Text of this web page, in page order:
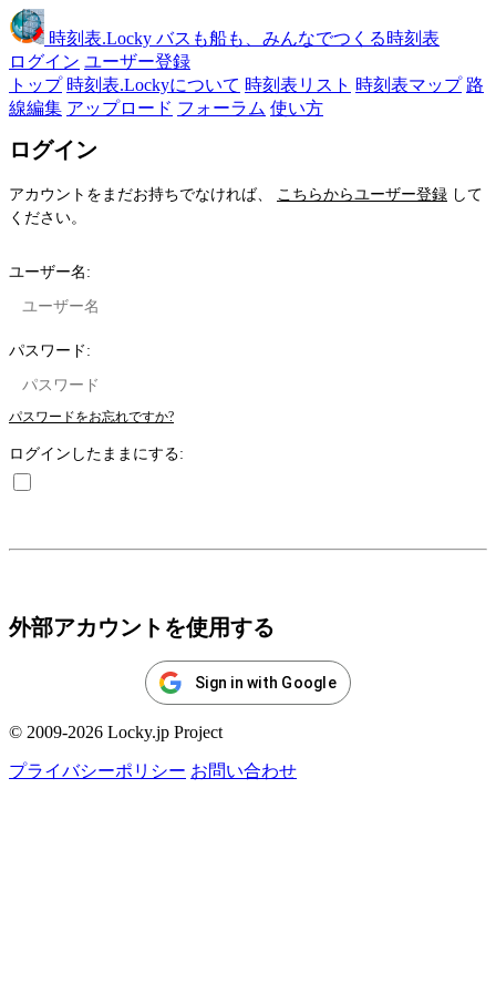
時刻表.Locky バスも船も、みんなでつくる時刻表
ログイン ユーザー登録
トップ 時刻表.Lockyについて 時刻表リスト 時刻表マップ 路
線編集 アップロード フォーラム 使い方
ログイン
アカウントをまだお持ちでなければ、 こちらからユーザー登録 して
ください。
ユーザー名:
パスワード:
パスワードをお忘れですか?
ログインしたままにする:
外部アカウントを使用する
Sign in with Google
© 2009-2026 Locky.jp Project
プライバシーポリシー お問い合わせ